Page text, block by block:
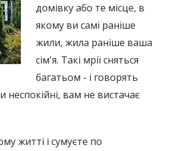
домівку або те місце, в
якому ви самі раніше
жили, жила раніше ваша
сім'я. Такі мрії сняться
багатьом - і говорять
вам не вистачає
житті і сумуєте по